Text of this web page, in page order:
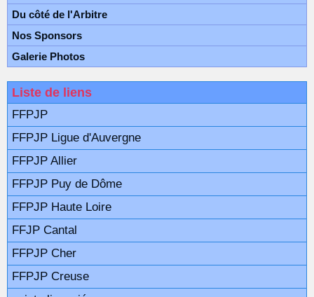
Du côté de l'Arbitre
Nos Sponsors
Galerie Photos
Liste de liens
FFPJP
FFPJP Ligue d'Auvergne
FFPJP Allier
FFPJP Puy de Dôme
FFPJP Haute Loire
FFJP Cantal
FFPJP Cher
FFPJP Creuse